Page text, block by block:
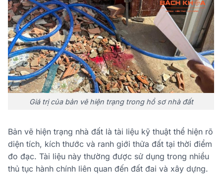
Giá trị của bản vẽ hiện trạng trong hồ sơ nhà đất
Bản vẽ hiện trạng nhà đất là tài liệu kỹ thuật thể hiện rõ
diện tích, kích thước và ranh giới thửa đất tại thời điểm
đo đạc. Tài liệu này thường được sử dụng trong nhiều
thủ tục hành chính liên quan đến đất đai và xây dựng.